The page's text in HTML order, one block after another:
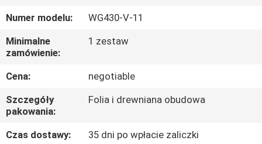
KONTROLA
JAKOŚCI
SKONTAKTUJ
SIĘ
Z
NAMI
Numer modelu:
WG430-V-11
Minimalne
zamówienie:
1 zestaw
Cena:
negotiable
Szczegóły
pakowania:
Folia i drewniana obudowa
Czas dostawy:
35 dni po wpłacie zaliczki